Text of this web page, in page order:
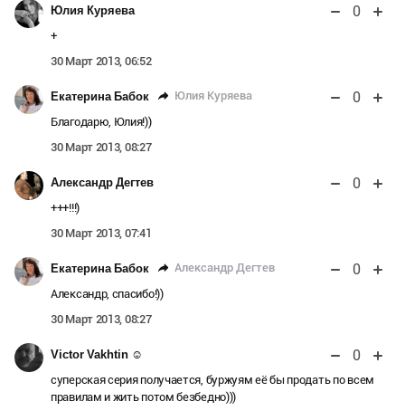
Юлия Куряева 0
+
30 Март 2013, 06:52
Екатерина Бабок Юлия Куряева 0
Благодарю, Юлия!))
30 Март 2013, 08:27
Александр Дегтев 0
+++!!!)
30 Март 2013, 07:41
Екатерина Бабок Александр Дегтев 0
Александр, спасибо!))
30 Март 2013, 08:27
Victor Vakhtin ☺ 0
суперская серия получается, буржуям её бы продать по всем
правилам и жить потом безбедно)))